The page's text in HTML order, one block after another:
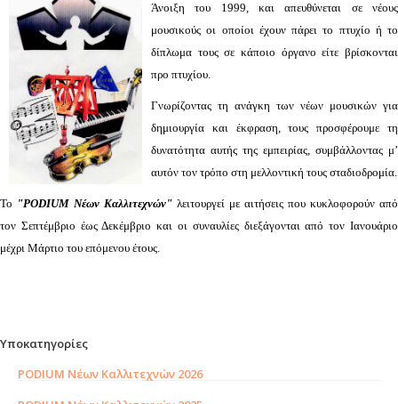
Άνοιξη του 1999, και απευθύνεται σε νέους
μουσικούς οι οποίοι έχουν πάρει το πτυχίο ή το
δίπλωμα τους σε κάποιο όργανο είτε βρίσκονται
προ πτυχίου.
Γνωρίζοντας τη ανάγκη των νέων μουσικών για
δημιουργία και έκφραση, τους προσφέρουμε τη
δυνατότητα αυτής της εμπειρίας, συμβάλλοντας μ’
αυτόν τον τρόπο στη μελλοντική τους σταδιοδρομία.
Το "PODIUM Νέων Καλλιτεχνών" λειτουργεί με αιτήσεις που κυκλοφορούν από
τον Σεπτέμβριο έως Δεκέμβριο και οι συναυλίες διεξάγονται από τον Ιανουάριο
μέχρι Μάρτιο του επόμενου έτους.
Υποκατηγορίες
PODIUM Νέων Καλλιτεχνών 2026